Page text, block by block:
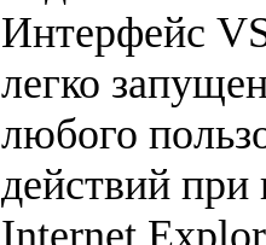
Интерфейс
легко
любого
действий
Internet